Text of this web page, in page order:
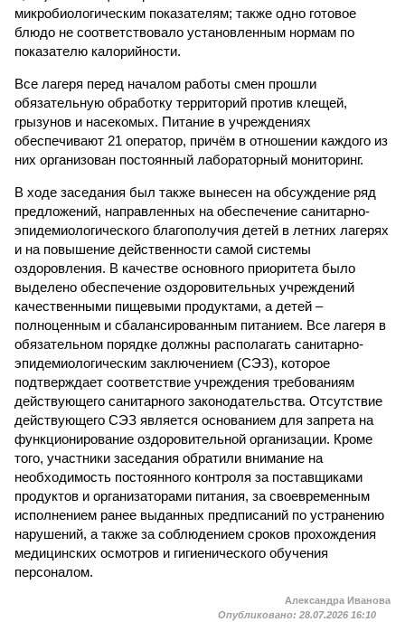
микробиологическим показателям; также одно готовое
блюдо не соответствовало установленным нормам по
показателю калорийности.
Все лагеря перед началом работы смен прошли
обязательную обработку территорий против клещей,
грызунов и насекомых. Питание в учреждениях
обеспечивают 21 оператор, причём в отношении каждого из
них организован постоянный лабораторный мониторинг.
В ходе заседания был также вынесен на обсуждение ряд
предложений, направленных на обеспечение санитарно-
эпидемиологического благополучия детей в летних лагерях
и на повышение действенности самой системы
оздоровления. В качестве основного приоритета было
выделено обеспечение оздоровительных учреждений
качественными пищевыми продуктами, а детей –
полноценным и сбалансированным питанием. Все лагеря в
обязательном порядке должны располагать санитарно-
эпидемиологическим заключением (СЭЗ), которое
подтверждает соответствие учреждения требованиям
действующего санитарного законодательства. Отсутствие
действующего СЭЗ является основанием для запрета на
функционирование оздоровительной организации. Кроме
того, участники заседания обратили внимание на
необходимость постоянного контроля за поставщиками
продуктов и организаторами питания, за своевременным
исполнением ранее выданных предписаний по устранению
нарушений, а также за соблюдением сроков прохождения
медицинских осмотров и гигиенического обучения
персоналом.
Александра Иванова
Опубликовано: 28.07.2026 16:10